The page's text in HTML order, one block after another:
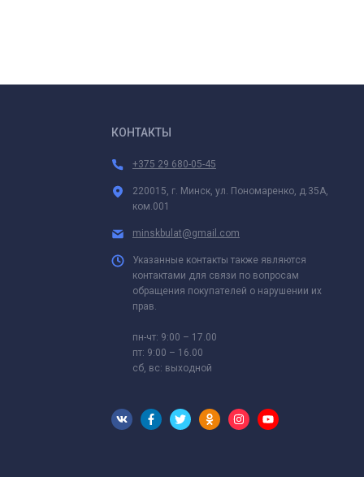
КОНТАКТЫ
+375 29 680-05-45
220015, г. Минск, ул. Пономаренко, д.35А,
ком.001
minskbulat@gmail.com
Указанные контакты также являются
контактами для связи по вопросам
обращения покупателей о нарушении их
прав.
пн-чт: 9:00 – 17.00
пт: 9:00 – 16.00
сб, вс: выходной